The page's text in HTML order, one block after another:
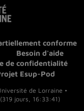
conforme
Besoin d'aide
de confidentialité
Esup-Pod
de Lorraine •
jours, 16:33:41)